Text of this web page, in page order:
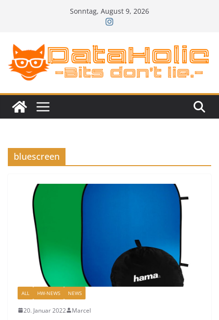
Sonntag, August 9, 2026
bluescreen
ALL HW-NEWS NEWS
20. Januar 2022 Marcel